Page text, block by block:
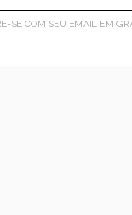
SE COM SEU EMAIL EM